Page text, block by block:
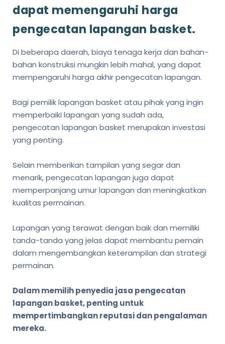
dapat memengaruhi harga
pengecatan lapangan basket.
Di beberapa daerah, biaya tenaga kerja dan bahan-
bahan konstruksi mungkin lebih mahal, yang dapat
mempengaruhi harga akhir pengecatan lapangan.
Bagi pemilik lapangan basket atau pihak yang ingin
memperbaiki lapangan yang sudah ada,
pengecatan lapangan basket merupakan investasi
yang penting.
Selain memberikan tampilan yang segar dan
menarik, pengecatan lapangan juga dapat
memperpanjang umur lapangan dan meningkatkan
kualitas permainan.
Lapangan yang terawat dengan baik dan memiliki
tanda-tanda yang jelas dapat membantu pemain
dalam mengembangkan keterampilan dan strategi
permainan.
Dalam memilih penyedia jasa pengecatan
lapangan basket, penting untuk
mempertimbangkan reputasi dan pengalaman
mereka.